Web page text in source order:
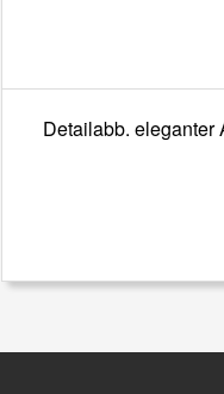
Detailabb. eleganter